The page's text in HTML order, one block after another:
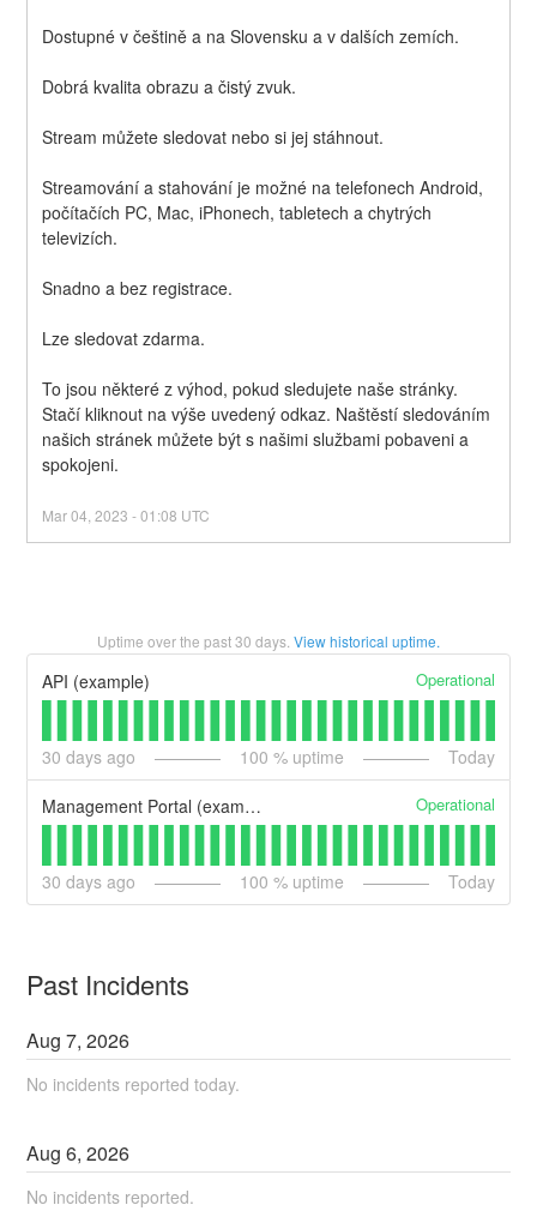
Dostupné v češtině a na Slovensku a v dalších zemích.
Dobrá kvalita obrazu a čistý zvuk.
Stream můžete sledovat nebo si jej stáhnout.
Streamování a stahování je možné na telefonech Android,
počítačích PC, Mac, iPhonech, tabletech a chytrých
televizích.
Snadno a bez registrace.
Lze sledovat zdarma.
To jsou některé z výhod, pokud sledujete naše stránky.
Stačí kliknout na výše uvedený odkaz. Naštěstí sledováním
našich stránek můžete být s našimi službami pobaveni a
spokojeni.
Mar04 ,2023 -01:08 UTC
Uptime over the past30 days. View historical uptime.
API (example) Operational
30 days ago 100 % uptime Today
Management Portal (example) Operational
30 days ago 100 % uptime Today
Past Incidents
Aug7,2026
No incidents reported today.
Aug6,2026
No incidents reported.